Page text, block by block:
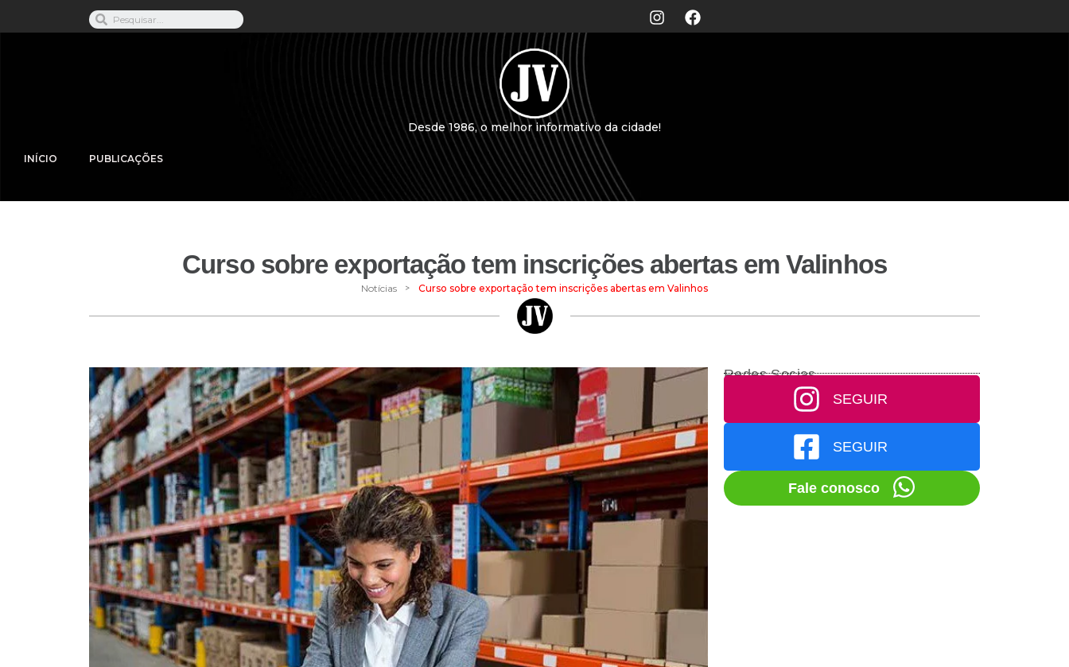
Desde 1986, o melhor informativo da cidade!
INÍCIO PUBLICAÇÕES
Curso sobre exportação tem inscrições abertas em Valinhos
Notícias > Curso sobre exportação tem inscrições abertas em Valinhos
Redes Socias
SEGUIR
SEGUIR
Fale conosco